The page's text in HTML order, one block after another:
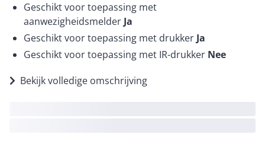
Geschikt voor toepassing met
aanwezigheidsmelder Ja
Geschikt voor toepassing met drukker Ja
Geschikt voor toepassing met IR-drukker Nee
Bekijk volledige omschrijving